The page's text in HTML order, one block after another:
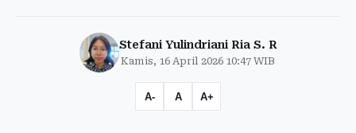
Stefani Yulindriani Ria S. R
Kamis, 16 April 2026 10:47 WIB
A- A A+